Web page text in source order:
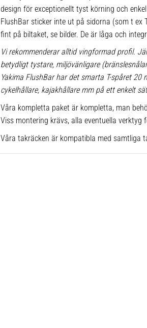
design för exceptionellt tyst körning och
FlushBar sticker inte ut på sidorna (som t ex
fint på biltaket, se bilder. De är låga och
Vi rekommenderar alltid vingformad profil.
betydligt tystare, miljövänligare
Yakima FlushBar har det smarta T-spåret
cykelhållare, kajakhållare mm på ett enkelt
Våra kompletta paket är kompletta, man
Viss montering krävs, alla eventuella verktyg
Våra takräcken är kompatibla med samtliga